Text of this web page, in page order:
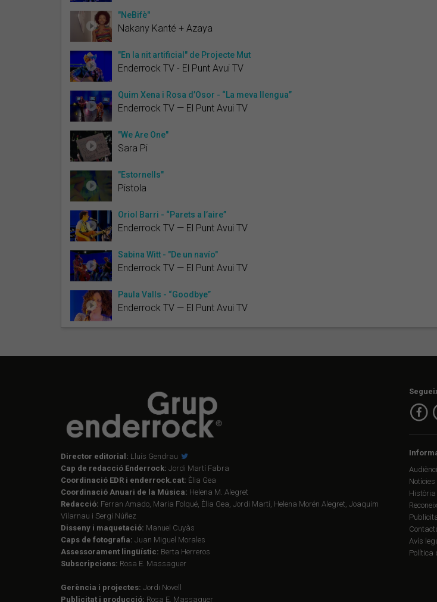
"NeBifè"
Nakany Kanté + Azaya
"En la nit artificial" de Projecte Mut
Enderrock TV - El Punt Avui TV
Quim Xena i Rosa d’Osor - “La meva llengua”
Enderrock TV — El Punt Avui TV
"We Are One"
Sara Pi
"Estornells"
Pistola
Oriol Barri - “Parets a l’aire”
Enderrock TV — El Punt Avui TV
Sabina Witt - "De un navío"
Enderrock TV — El Punt Avui TV
Paula Valls - “Goodbye”
Enderrock TV — El Punt Avui TV
Director editorial: Lluís Gendrau
Cap de redacció Enderrock: Jordi Martí Fabra
Coordinació EDR i enderrock.cat: Èlia Gea
Coordinació Anuari de la Música: Helena M. Alegret
Redacció: Ferran Amado, Maria Folqué, Èlia Gea, Jordi Martí, Helena Morén Alegret, Joaquim
Vilarnau i Sergi Núñez
Disseny i maquetació: Manuel Cuyàs
Caps de fotografia: Juan Miguel Morales
Assessorament lingüístic: Berta Herreros
Subscripcions: Rosa E. Massaguer
Gerència i projectes: Jordi Novell
Publicitat i producció: Rosa E. Massaguer
Avís
Política